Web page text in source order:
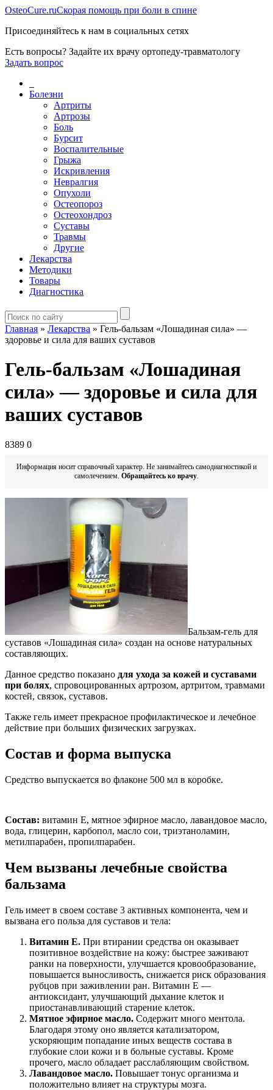
OsteoCure.ruСкорая помощь при боли в спине
Присоединяйтесь к нам в социальных сетях
Есть вопросы? Задайте их врачу ортопеду-травматологу
Задать вопрос
Болезни
Артриты
Артрозы
Боль
Бурсит
Воспалительные
Грыжа
Искривления
Невралгия
Опухоли
Остеопороз
Остеохондроз
Суставы
Травмы
Другие
Лекарства
Методики
Товары
Диагностика
Главная » Лекарства » Гель-бальзам «Лошадиная сила» —
здоровье и сила для ваших суставов
Гель-бальзам «Лошадиная
сила» — здоровье и сила для
ваших суставов
8389 0
Информация носит справочный характер. Не занимайтесь самодиагностикой и
самолечением. Обращайтесь ко врачу.
Бальзам-гель для
суставов «Лошадиная сила» создан на основе натуральных
составляющих.
Данное средство показано для ухода за кожей и суставами
при болях, спровоцированных артрозом, артритом, травмами
костей, связок, суставов.
Также гель имеет прекрасное профилактическое и лечебное
действие при больших физических загрузках.
Состав и форма выпуска
Средство выпускается во флаконе 500 мл в коробке.
Состав: витамин Е, мятное эфирное масло, лавандовое масло,
вода, глицерин, карбопол, масло сои, триэтаноламин,
метилпарабен, пропилпарабен.
Чем вызваны лечебные свойства
бальзама
Гель имеет в своем составе 3 активных компонента, чем и
вызвана его польза для суставов и тела:
Витамин Е. При втирании средства он оказывает
позитивное воздействие на кожу: быстрее заживают
ранки на поверхности, улучшается кровообразование,
повышается выносливость, снижается риск образования
рубцов при заживлении ран. Витамин Е —
антиоксидант, улучшающий дыхание клеток и
приостанавливающий старение клеток.
Мятное эфирное масло. Содержит много ментола.
Благодаря этому оно является катализатором,
ускоряющим попадание иных веществ состава в
глубокие слои кожи и в больные суставы. Кроме
прочего, масло обладает расслабляющим свойством.
Лавандовое масло. Повышает тонус организма и
положительно влияет на структуры мозга.